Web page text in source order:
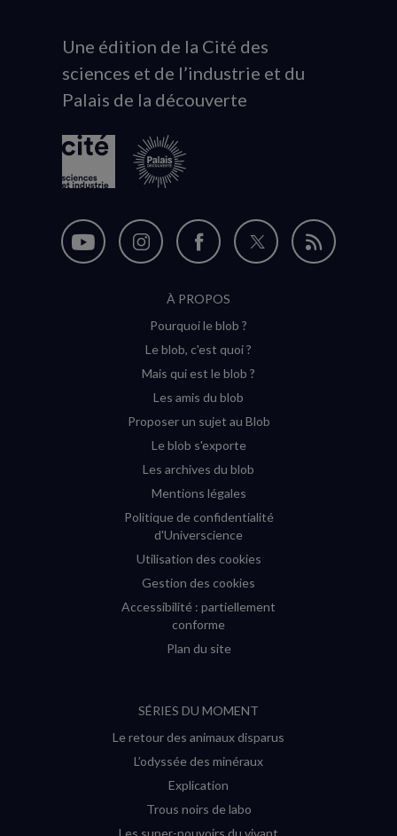
Animation
du
logo
Une édition de la Cité des
sciences et de l’industrie et du
Palais de la découverte
Nous
Nous
Instagram
(nouvelle
Nous
sur
Facebook
(nouvelle
Nous
Flux
À PROPOS
Pourquoi le blob ?
Le blob, c'est quoi ?
Mais qui est le blob ?
Les amis du blob
Proposer un sujet au Blob
Le blob s'exporte
Les archives du blob
Mentions légales
Politique de confidentialité
d'Universcience
Utilisation des cookies
Gestion des cookies
Accessibilité : partiellement
conforme
Plan du site
SÉRIES DU MOMENT
Le retour des animaux disparus
L’odyssée des minéraux
Explication
Trous noirs de labo
Les super-pouvoirs du vivant